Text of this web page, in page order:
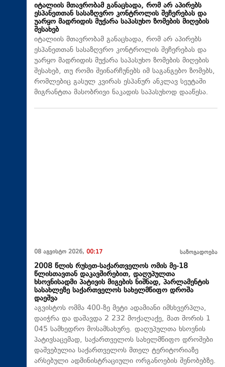
იტალიის მთავრობამ განაცხადა, რომ არ აპირებს
ესპანეთთან სასაზღვრო კონტროლის შეჩერებას და
უარყო მადრიდის მუქარა საპასუხო ზომების მიღების
შესახებ
იტალიის მთავრობამ განაცხადა, რომ არ აპირებს
ესპანეთთან სასაზღვრო კონტროლის შეჩერებას და
უარყო მადრიდის მუქარა საპასუხო ზომების მიღების
შესახებ, თუ რომი შეინარჩუნებს იმ საგანგებო ზომებს,
რომლებიც გასულ კვირას ესპანურ ანკლავ სეუტაში
მიგრანტთა მასობრივი ნაკადის საპასუხოდ დააწესა.
08 აგვისტო 2026, 00:17 საზოგადოება
2008 წლის რუსეთ-საქართველოს ომის მე-18
წლისთავთან დაკავშირებით, დაღუპულთა
ხსოვნისადმი პატივის მიგების ნიშნად, პარლამენტის
სასახლეზე საქართველოს სახელმწიფო დროშა
დაეშვა
აგვისტოს ომმა 400-ზე მეტი ადამიანი იმსხვერპლა,
დაიჭრა და დაშავდა 2 232 მოქალაქე, მათ შორის 1
045 სამხედრო მოსამსახურე. დაღუპულთა ხსოვნის
პატივსაცემად, საქართველოს სახელმწიფო დროშები
დაშვებულია საქართველოს მთელ ტერიტორიაზე
არსებული ადმინისტრაციული ორგანოების შენობებზე.